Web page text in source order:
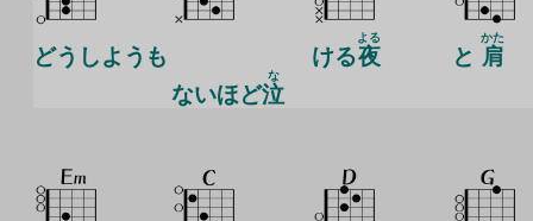
どうしようも
ないほど泣
な
ける夜
よる
と 肩
かた